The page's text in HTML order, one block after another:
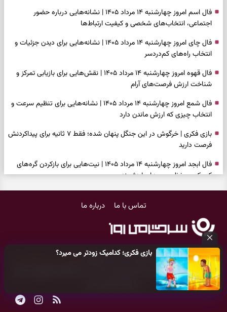
بازی فکری؛ کدامیک زودتر می میرد؟
فال اسم امروز چهارشنبه ۱۴ مرداد ۱۴۰۵ | نشانه‌هایی درباره حضور
اجتماعی، انتخاب‌های شخصی و کیفیت ارتباط‌ها
فال چای امروز چهارشنبه ۱۴ مرداد ۱۴۰۵ | نشانه‌هایی برای دیدن جزئیات و
انتخاب راه‌های کم‌دردسر
فال قهوه امروز چهارشنبه ۱۴ مرداد ۱۴۰۵ | نقش‌هایی برای بازیابی تمرکز و
شناخت ارزش فرصت‌های آرام
فال شمع امروز چهارشنبه ۱۴ مرداد ۱۴۰۵ | نشانه‌هایی برای تنظیم سرعت و
انتخاب چیزی که ارزش ماندن دارد
بازی فکری | خرگوش در این جنگل پنهان شده؛ فقط ۷ ثانیه برای پیداکردنش
فرصت دارید
فال ابجد امروز چهارشنبه ۱۴ مرداد ۱۴۰۵ | نیت‌هایی برای بازکردن گره‌های
کوچک و حفظ مسیرهای ارزشمند
اعتماد، حفظ دستاورد و انتخاب زمان درست
تست شخصیت شناسی | کدام کتاب نگاهتان را می‌گیرد؟ انتخابتان نوع
هوش غالب شما را نشان می‌دهد
تماس با ما درباره ما
کلیه حقوق مادی و معنوی این سایت متعلق بهپایگاه خبری سرگرمی روز
می‌باشد و هر گونه کپی‌برداری توسط دیگر سایت‌ها